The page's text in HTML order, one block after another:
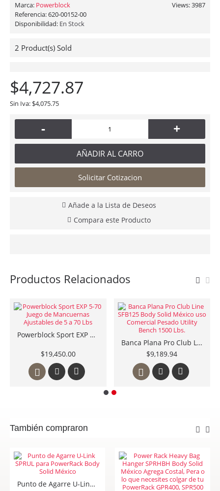
Views: 3987
Marca: Powerblock
Referencia:620-00152-00
Disponibilidad: En Stock
2 Product(s) Sold
$4,727.87
Sin Iva: $4,075.75
- +
AÑADIR AL CARRO
Solicitar Cotizacion
Añade a la Lista de Deseos
Compara este Producto
Productos Relacionados
Powerblock Sport EXP 5-70 Juego de Mancuernas Ajustables de 5 a 70 Lbs
$19,450.00
Banca Plana Pro Club Line SFB125 Body Solid México uso Comercial Pesado Utility Bench 1500 Lbs.
$9,189.94
También compraron
Punto de Agarre U-Link SPRUL para PowerRack Body Solid México